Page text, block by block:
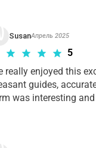
SusanАпрель 2025
5
really enjoyed this
guides,
was interesting